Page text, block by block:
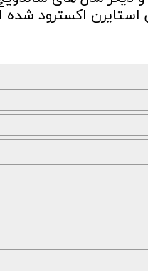
اکسترود شده